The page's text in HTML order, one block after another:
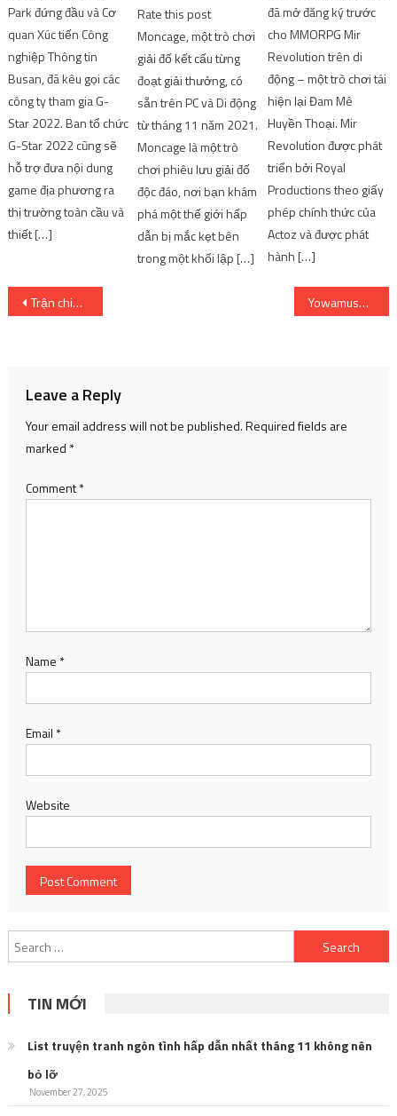
Park đứng đầu và Cơ
quan Xúc tiến Công
nghiệp Thông tin
Busan, đã kêu gọi các
công ty tham gia G-
Star 2022. Ban tổ chức
G-Star 2022 cũng sẽ
hỗ trợ đưa nội dung
game địa phương ra
thị trường toàn cầu và
thiết […]
Rate this post
Moncage, một trò chơi
giải đố kết cấu từng
đoạt giải thưởng, có
sẵn trên PC và Di động
từ tháng 11 năm 2021.
Moncage là một trò
chơi phiêu lưu giải đố
độc đáo, nơi bạn khám
phá một thế giới hấp
dẫn bị mắc kẹt bên
trong một khối lập […]
đã mở đăng ký trước
cho MMORPG Mir
Revolution trên di
động – một trò chơi tái
hiện lại Đam Mê
Huyền Thoại. Mir
Revolution được phát
triển bởi Royal
Productions theo giấy
phép chính thức của
Actoz và được phát
hành […]
Post
Trận chiến toàn sao R [Game Review] Yowamushi Pedal Limit Break – 04
Leave a Reply
Your email address will not be published.Required fields are
marked *
Comment*
Name *
Email *
Website
Search
for:
TIN MỚI
List truyện tranh ngôn tình hấp dẫn nhất tháng 11 không nên
bỏ lỡ
November 27, 2025